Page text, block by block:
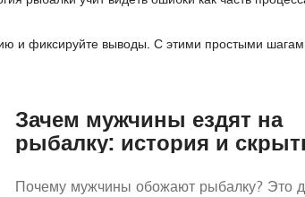
и фиксируйте выводы. С этими простыми
Зачем мужчины ездят на
рыбалку: история и
Почему мужчины обожают рыбалку? Это